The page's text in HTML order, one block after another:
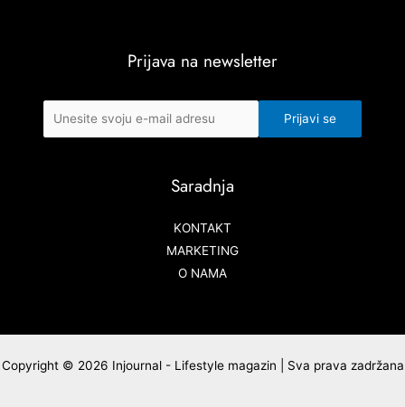
Prijava na newsletter
Saradnja
KONTAKT
MARKETING
O NAMA
Copyright © 2026 Injournal - Lifestyle magazin | Sva prava zadržana